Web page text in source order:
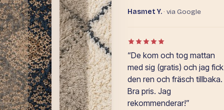
Hasmet Y. · via Google
Betyg: 5 av 5 i Google-
“De kom och tog mattan
med sig (gratis) och jag fick
den ren och fräsch tillbaka.
Bra pris. Jag
rekommenderar!”